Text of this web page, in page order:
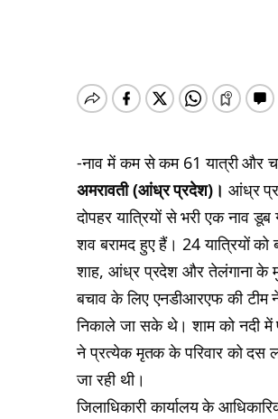
-नाव में कम से कम 61 यात्री और
अमरावती (आंध्र प्रदेश)। आंध्र
दोपहर यात्रियों से भरी एक नाव
शव बरामद हुए हैं। 24 यात्रियों को
शाह, आंध्र प्रदेश और तेलंगाना के
बचाव के लिए एनडीआरएफ की टीम
निकाले जा सके थे। शाम को नदी में
ने प्रत्येक मृतक के परिवार को दस
जा रही थी।
जिलाधिकारी कार्यालय के